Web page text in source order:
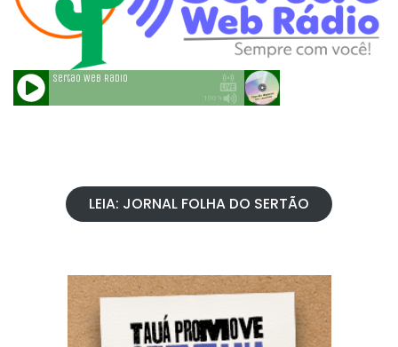
LEIA: JORNAL FOLHA DO SERTÃO